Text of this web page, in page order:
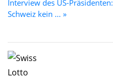
Interview des US-
Schweiz kein ... »